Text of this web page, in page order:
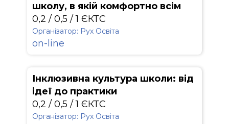
школу, в якій комфортно всім
0,2 / 0,5 / 1 ЄКТС
Організатор: Рух Освіта
on-line
Інклюзивна культура школи: від
ідеї до практики
0,2 / 0,5 / 1 ЄКТС
Організатор: Рух Освіта